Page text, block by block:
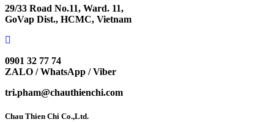
29/33 Road No.11, Ward. 11,
GoVap Dist., HCMC, Vietnam
0901 32 77 74
ZALO / WhatsApp / Viber
tri.pham@chauthienchi.com
Chau Thien Chi Co.,Ltd.